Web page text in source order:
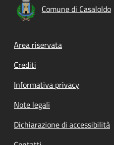
Comune di Casaloldo
Footer menu
Area riservata
Crediti
Informativa privacy
Note legali
Dichiarazione di accessibilità